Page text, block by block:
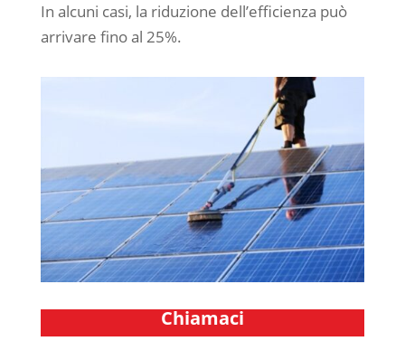
In alcuni casi, la riduzione dell’efficienza può
arrivare fino al 25%.
Chiamaci